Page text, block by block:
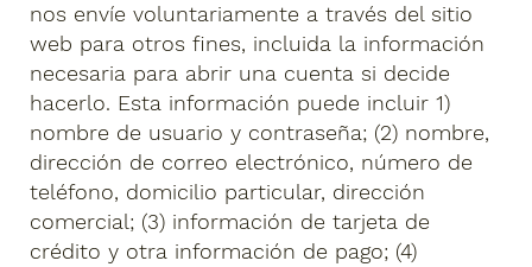
nos envíe voluntariamente a través del sitio
web para otros fines, incluida la información
necesaria para abrir una cuenta si decide
hacerlo. Esta información puede incluir 1)
nombre de usuario y contraseña; (2) nombre,
dirección de correo electrónico, número de
teléfono, domicilio particular, dirección
comercial; (3) información de tarjeta de
crédito y otra información de pago; (4)